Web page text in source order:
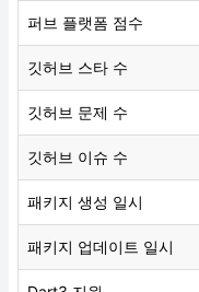
퍼브 플랫폼 점수
깃허브 스타 수
깃허브 문제 수
깃허브 이슈 수
패키지 생성 일시
패키지 업데이트 일시